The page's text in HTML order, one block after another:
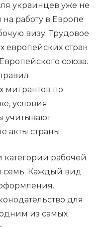
украинцев уже не
работу в Европе
визу. Трудовое
европейских стран
союза.
мигрантов по
условия
учитывают
акты страны.
категории рабочей
семь. Каждый вид
для
из самых